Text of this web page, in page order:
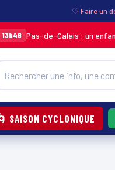
♡ Faire un
Pas-de-Calais : un enfant
SAISON CYCLONIQUE